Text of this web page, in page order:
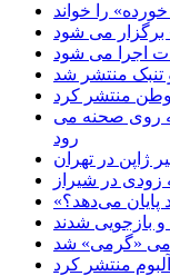
را خواند
می شود
اجرا می شود
تنبک منتشر شد
منتشر کرد
روی صحنه می
رود
ژاپن در تهران
در شیراز
پایان می‌دهد؟
بازجویی شدند
«گرمی» شد
منتشر کرد